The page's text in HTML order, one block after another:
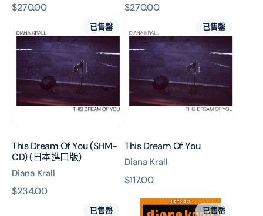
原
價
$270.00
原
$270.00
This
Dream
Of
You
(SHM-
CD)
(日
本
進
版)
已售罄
This Dream Of You (SHM-
CD) (日本進口版)
Diana Krall
原
$234.00
This
Dream
Of
You
已售罄
This Dream Of You
Diana Krall
原
$117.00
已售罄
Live
已售罄